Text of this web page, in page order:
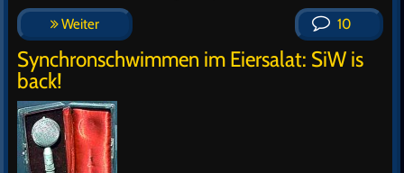
Weiter 10
Synchronschwimmen im Eiersalat: SiW is
back!